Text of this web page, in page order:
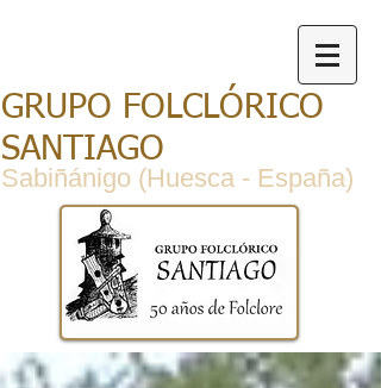
GRUPO FOLCLÓRICO
SANTIAGO
Sabiñánigo (Huesca - España)